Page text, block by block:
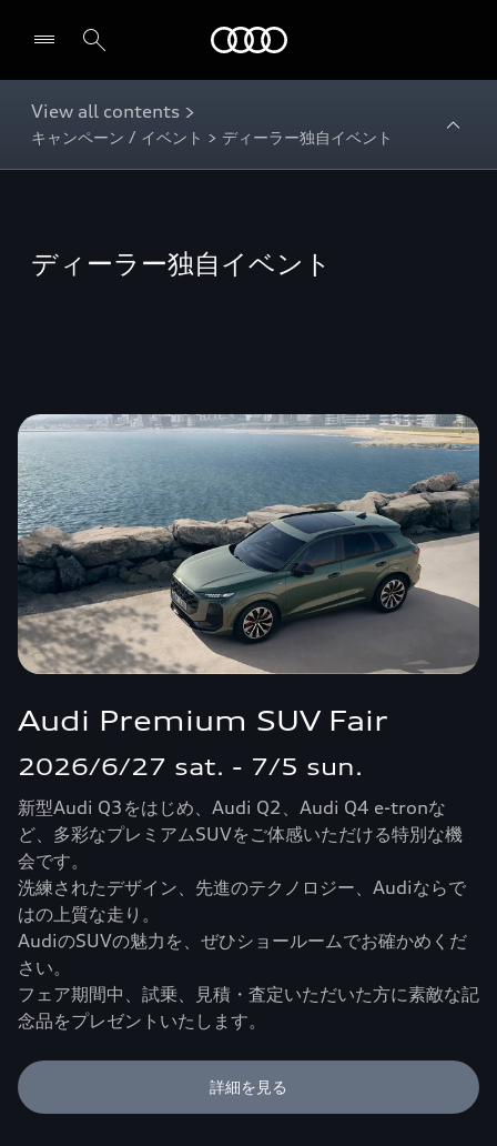
View all contents >
キャンペーン / イベント > ディーラー独自イベント
ディーラー独自イベント
Audi Premium SUV Fair
2026/6/27 sat. - 7/5 sun.
新型Audi Q3をはじめ、Audi Q2、Audi Q4 e-tronな
ど、多彩なプレミアムSUVをご体感いただける特別な機
会です。
洗練されたデザイン、先進のテクノロジー、Audiならで
はの上質な走り。
AudiのSUVの魅力を、ぜひショールームでお確かめくだ
さい。
フェア期間中、試乗、見積・査定いただいた方に素敵な記
念品をプレゼントいたします。
詳細を見る